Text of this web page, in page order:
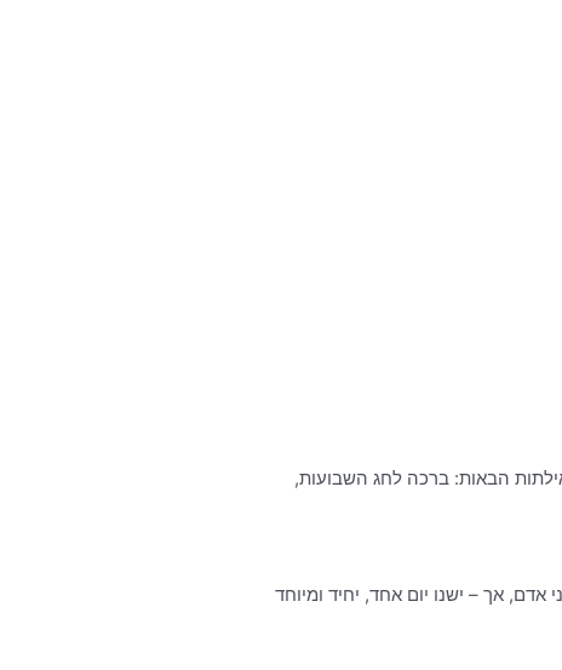
הבאות: ברכה לחג השבועות,
אך – ישנו יום אחד, יחיד ומיוחד